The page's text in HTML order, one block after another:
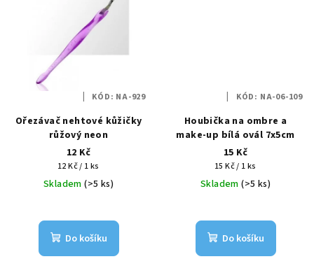
Ořezávač nehtové kůžičky
růžový neon
12 Kč
Měrná
cena:
12 Kč / 1 ks
Skladem(>5 ks)
Do košíku
KÓD: NA-929
Houbička na ombre a
make-up bílá ovál 7x5cm
15 Kč
Měrná
cena:
15 Kč / 1 ks
Skladem(>5 ks)
Do košíku
KÓD: NA-06-109